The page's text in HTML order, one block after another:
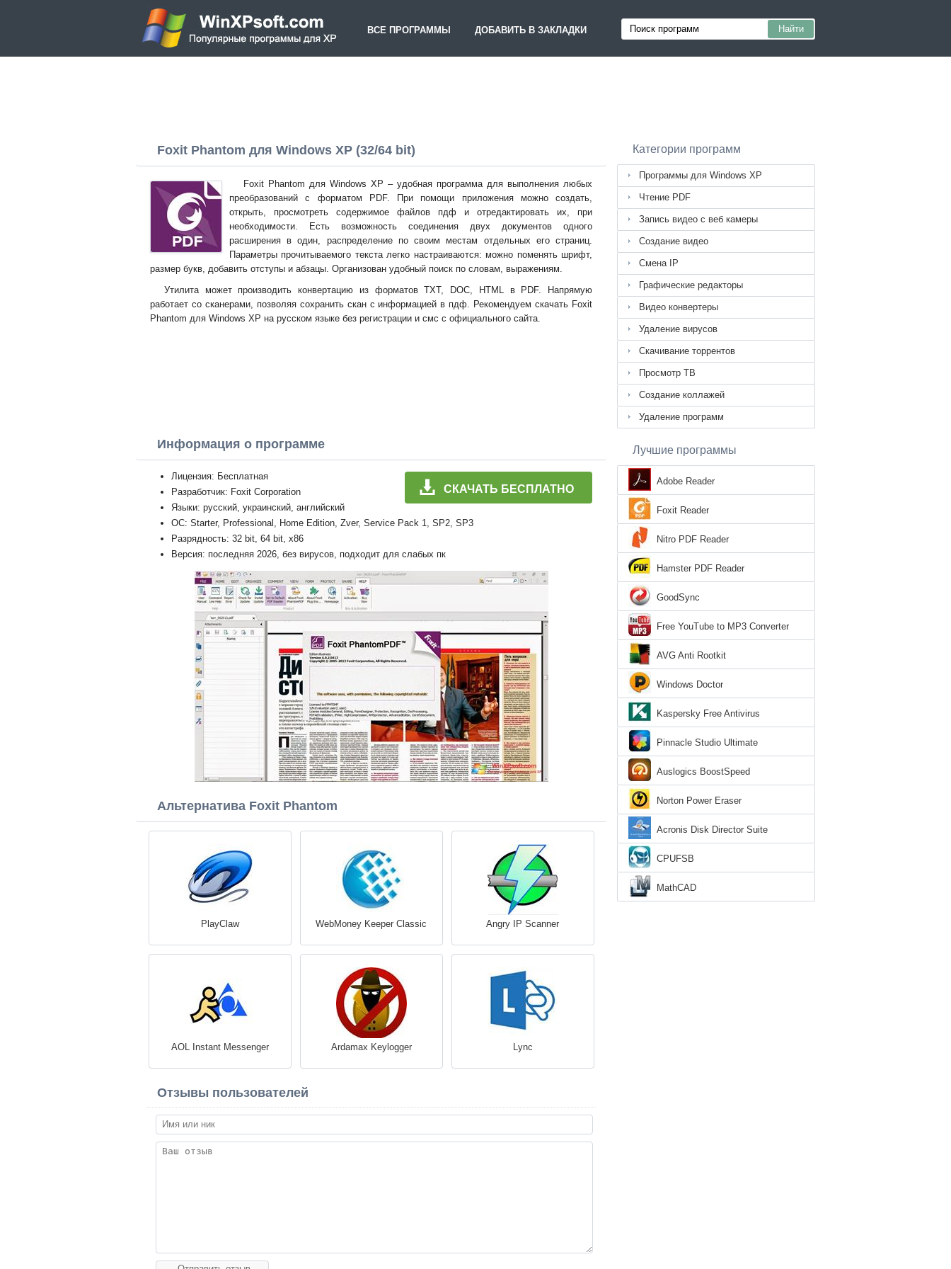
ВСЕ ПРОГРАММЫ ДОБАВИТЬ В ЗАКЛАДКИ
Foxit Phantom для Windows XP (32/64 bit)
Foxit Phantom для Windows XP – удобная программа для выполнения любых
преобразований с форматом PDF. При помощи приложения можно создать,
открыть, просмотреть содержимое файлов пдф и отредактировать их, при
необходимости. Есть возможность соединения двух документов одного
расширения в один, распределение по своим местам отдельных его страниц.
Параметры прочитываемого текста легко настраиваются: можно поменять шрифт,
размер букв, добавить отступы и абзацы. Организован удобный поиск по словам, выражениям.
Утилита может производить конвертацию из форматов TXT, DOC, HTML в PDF. Напрямую
работает со сканерами, позволяя сохранить скан с информацией в пдф. Рекомендуем скачать Foxit
Phantom для Windows XP на русском языке без регистрации и смс с официального сайта.
Информация о программе
СКАЧАТЬ БЕСПЛАТНО
Лицензия: Бесплатная
Разработчик: Foxit Corporation
Языки: русский, украинский, английский
ОС: Starter, Professional, Home Edition, Zver, Service Pack 1, SP2, SP3
Разрядность: 32 bit, 64 bit, x86
Версия: последняя 2026, без вирусов, подходит для слабых пк
Альтернатива Foxit Phantom
PlayClaw WebMoney Keeper Classic Angry IP Scanner
AOL Instant Messenger Ardamax Keylogger Lync
Отзывы пользователей
Категории программ
Программы для Windows XP
Чтение PDF
Запись видео с веб камеры
Создание видео
Смена IP
Графические редакторы
Видео конвертеры
Удаление вирусов
Скачивание торрентов
Просмотр ТВ
Создание коллажей
Удаление программ
Лучшие программы
Adobe Reader
Foxit Reader
Nitro PDF Reader
Hamster PDF Reader
GoodSync
Free YouTube to MP3 Converter
AVG Anti Rootkit
Windows Doctor
Kaspersky Free Antivirus
Pinnacle Studio Ultimate
Auslogics BoostSpeed
Norton Power Eraser
Acronis Disk Director Suite
CPUFSB
MathCAD